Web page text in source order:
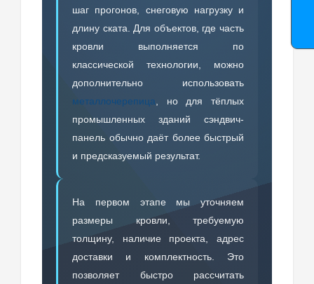
шаг прогонов, снеговую нагрузку и
длину ската. Для объектов, где часть
кровли выполняется по
классической технологии, можно
дополнительно использовать
металлочерепица , но для тёплых
промышленных зданий сэндвич-
панель обычно даёт более быстрый
и предсказуемый результат.
На первом этапе мы уточняем
размеры кровли, требуемую
толщину, наличие проекта, адрес
доставки и комплектность. Это
позволяет быстро рассчитать